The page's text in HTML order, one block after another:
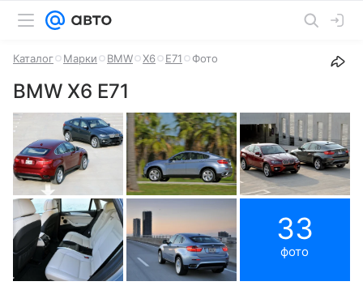
Каталог Марки BMW X6 E71 Фото
BMW X6 E71
33
фото